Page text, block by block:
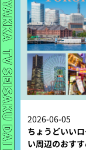
2026-06-05
ちょうどいい
い周辺のおす